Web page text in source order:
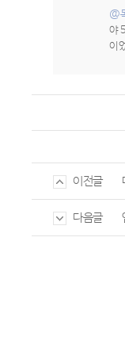
@
야
이
이전글
다음글